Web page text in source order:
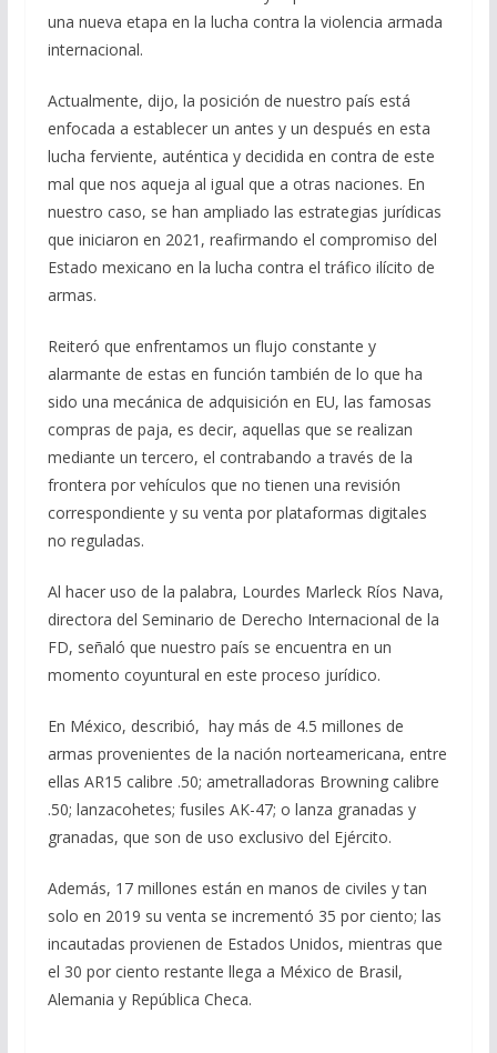
una nueva etapa en la lucha contra la violencia armada
internacional.
Actualmente, dijo, la posición de nuestro país está
enfocada a establecer un antes y un después en esta
lucha ferviente, auténtica y decidida en contra de este
mal que nos aqueja al igual que a otras naciones. En
nuestro caso, se han ampliado las estrategias jurídicas
que iniciaron en 2021, reafirmando el compromiso del
Estado mexicano en la lucha contra el tráfico ilícito de
armas.
Reiteró que enfrentamos un flujo constante y
alarmante de estas en función también de lo que ha
sido una mecánica de adquisición en EU, las famosas
compras de paja, es decir, aquellas que se realizan
mediante un tercero, el contrabando a través de la
frontera por vehículos que no tienen una revisión
correspondiente y su venta por plataformas digitales
no reguladas.
Al hacer uso de la palabra, Lourdes Marleck Ríos Nava,
directora del Seminario de Derecho Internacional de la
FD, señaló que nuestro país se encuentra en un
momento coyuntural en este proceso jurídico.
En México, describió, hay más de 4.5 millones de
armas provenientes de la nación norteamericana, entre
ellas AR15 calibre .50; ametralladoras Browning calibre
.50; lanzacohetes; fusiles AK-47; o lanza granadas y
granadas, que son de uso exclusivo del Ejército.
Además, 17 millones están en manos de civiles y tan
solo en 2019 su venta se incrementó 35 por ciento; las
incautadas provienen de Estados Unidos, mientras que
el 30 por ciento restante llega a México de Brasil,
Alemania y República Checa.